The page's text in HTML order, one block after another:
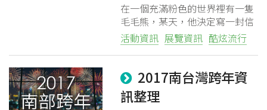
在一個充滿粉色的世界裡有一隻
毛毛熊，某天，他決定寫一封信
來給他的好朋友喂喂敘述他沈浸
的戀愛粉色世界...
活動資訊 展覽資訊 酷炫流行
2017南台灣跨年資
訊整理